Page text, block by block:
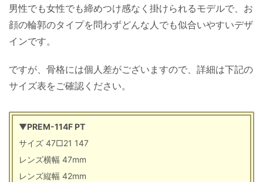
男性でも女性でも締めつけ感なく掛けられるモデルで、お
顔の輪郭のタイプを問わずどんな人でも似合いやすいデザ
インです。
ですが、骨格には個人差がございますので、詳細は下記の
サイズ表をご確認ください。
▼PREM-114F PT
サイズ 47□21 147
レンズ横幅 47mm
レンズ縦幅 42mm